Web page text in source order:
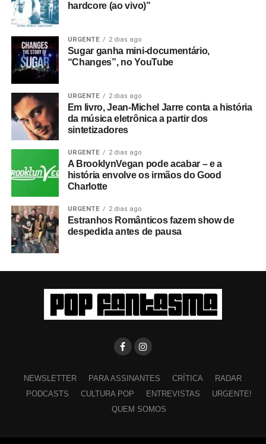
hardcore (ao vivo)”
URGENTE 2 dias ago
Sugar ganha mini-documentário,
“Changes”, no YouTube
URGENTE 2 dias ago
Em livro, Jean-Michel Jarre conta a história
da música eletrônica a partir dos
sintetizadores
URGENTE 2 dias ago
A BrooklynVegan pode acabar – e a
história envolve os irmãos do Good
Charlotte
URGENTE 2 dias ago
Estranhos Românticos fazem show de
despedida antes de pausa
NEWSLETTER PARA ASSINANTES CRÍTICA
RADAR
PODCASTS
CULTURA POP ENTREVISTAS
URGENTE!
QUEM SOMOS